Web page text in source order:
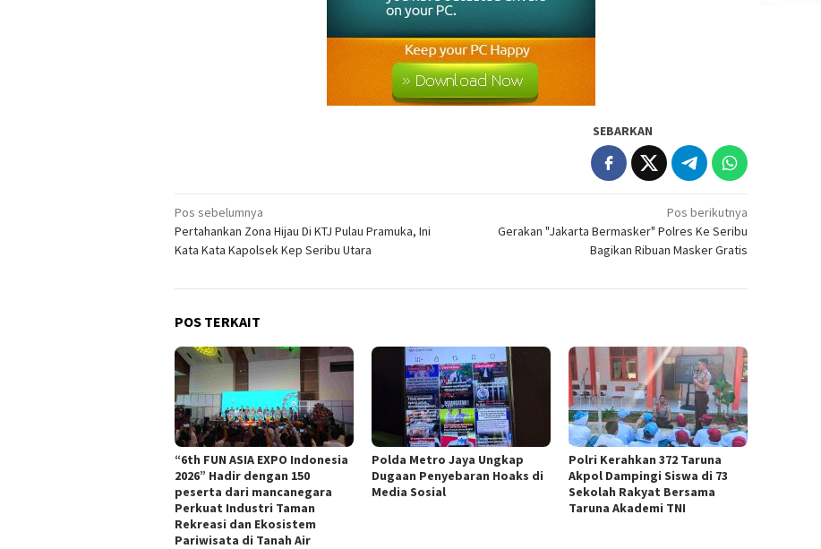
SEBARKAN
Navigasi
pos
Pos sebelumnya
Pertahankan Zona Hijau Di KTJ Pulau Pramuka, Ini
Kata Kata Kapolsek Kep Seribu Utara
Pos berikutnya
Gerakan "Jakarta Bermasker" Polres Ke Seribu
Bagikan Ribuan Masker Gratis
POS TERKAIT
“6th FUN ASIA EXPO Indonesia
2026” Hadir dengan 150
peserta dari mancanegara
Perkuat Industri Taman
Rekreasi dan Ekosistem
Pariwisata di Tanah Air
Polda Metro Jaya Ungkap
Dugaan Penyebaran Hoaks di
Media Sosial
Polri Kerahkan 372 Taruna
Akpol Dampingi Siswa di 73
Sekolah Rakyat Bersama
Taruna Akademi TNI